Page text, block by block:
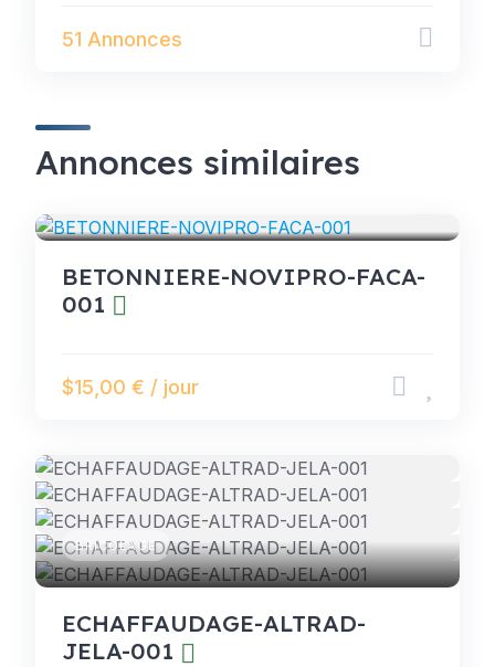
51 Annonces
Annonces similaires
BETONNIERE-NOVIPRO-FACA-
001
$15,00 € / jour
BRICOLAGE
ECHAFFAUDAGE-ALTRAD-
JELA-001